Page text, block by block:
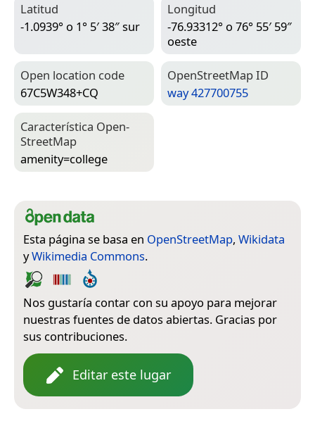
Latitud
-1.0939° o 1° 5′ 38″ sur
Longitud
-76.93312° o 76° 55′ 59″
oeste
Open location code
67C5W348+CQ
Open­Street­Map ID
way 427700755
Característica Open­
Street­Map
amenity=­college
Esta página se basa en OpenStreetMap, Wikidata
yWikimedia Commons.
Nos gustaría contar con su apoyo para mejorar
nuestras fuentes de datos abiertas. Gracias por
sus contribuciones.
Editar este lugar